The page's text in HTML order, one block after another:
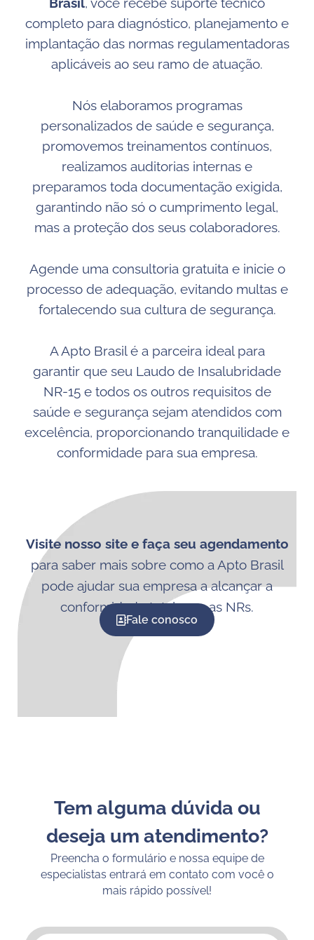
completo para diagnóstico, planejamento e
implantação das normas regulamentadoras
aplicáveis ao seu ramo de atuação.
Nós elaboramos programas
personalizados de saúde e segurança,
promovemos treinamentos contínuos,
realizamos auditorias internas e
preparamos toda documentação exigida,
garantindo não só o cumprimento legal,
mas a proteção dos seus colaboradores.
Agende uma consultoria gratuita e inicie o
processo de adequação, evitando multas e
fortalecendo sua cultura de segurança.
A Apto Brasil é a parceira ideal para
garantir que seu Laudo de Insalubridade
NR-15 e todos os outros requisitos de
saúde e segurança sejam atendidos com
excelência, proporcionando tranquilidade e
conformidade para sua empresa.
Visite nosso site e faça seu agendamento
para saber mais sobre como a Apto Brasil
pode ajudar sua empresa a alcançar a
conformidade total com as NRs.
Fale conosco
Tem alguma dúvida ou
deseja um atendimento?
Preencha o formulário e nossa equipe de
especialistas entrará em contato com você o
mais rápido possível!